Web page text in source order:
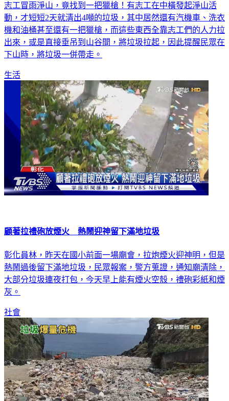
志工冒雨淨山，竟找到一把獵槍！有志工在中橫發起淨山活
動，才短短2天就清出4噸的垃圾，其中居然還有汽機車、洗衣
機和油桶甚至還有一把獵槍，而這些東西全靠志工們的人力拉
出來，或是直接垂吊到山谷間，將垃圾拉起，因此提醒民眾在
下山時，將垃圾一併帶走。
生活
顧著拉禮砲放煙火 熱鬧迎神留下滿地垃圾
彰化員林，昨天在國小前面一場廟會，拉炮煙火迎神明，但是
熱鬧過後留下滿地垃圾，民眾報案，警方蒐證，通知廟清除，
大部分垃圾連夜打包，今天早上能有煙火空殼，禮砲彩紙和煙
灰。
社會